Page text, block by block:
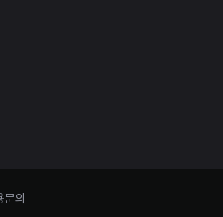
문의